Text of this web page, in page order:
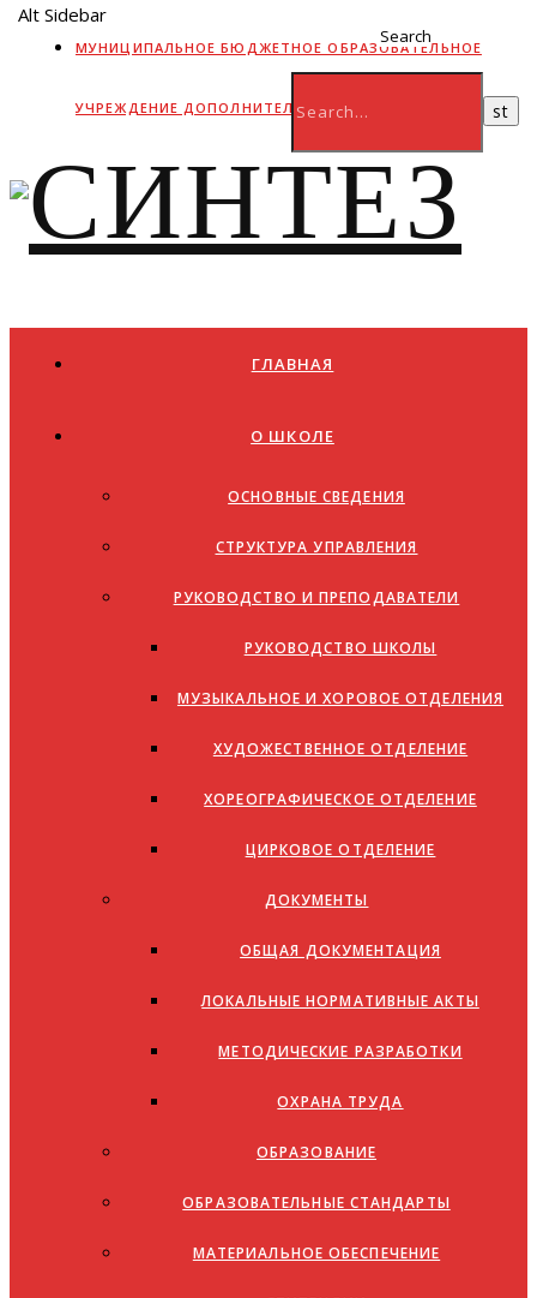
МУНИЦИПАЛЬНОЕ БЮДЖЕТНОЕ ОБРАЗОВАТЕЛЬНОЕ
УЧРЕЖДЕНИЕ ДОПОЛНИТЕЛЬНОГО ОБРАЗОВАНИЯ
Alt Sidebar
Search
ГЛАВНАЯ
О ШКОЛЕ
ОСНОВНЫЕ СВЕДЕНИЯ
СТРУКТУРА УПРАВЛЕНИЯ
РУКОВОДСТВО И ПРЕПОДАВАТЕЛИ
РУКОВОДСТВО ШКОЛЫ
МУЗЫКАЛЬНОЕ И ХОРОВОЕ ОТДЕЛЕНИЯ
ХУДОЖЕСТВЕННОЕ ОТДЕЛЕНИЕ
ХОРЕОГРАФИЧЕСКОЕ ОТДЕЛЕНИЕ
ЦИРКОВОЕ ОТДЕЛЕНИЕ
ДОКУМЕНТЫ
ОБЩАЯ ДОКУМЕНТАЦИЯ
ЛОКАЛЬНЫЕ НОРМАТИВНЫЕ АКТЫ
МЕТОДИЧЕСКИЕ РАЗРАБОТКИ
ОХРАНА ТРУДА
ОБРАЗОВАНИЕ
ОБРАЗОВАТЕЛЬНЫЕ СТАНДАРТЫ
МАТЕРИАЛЬНОЕ ОБЕСПЕЧЕНИЕ